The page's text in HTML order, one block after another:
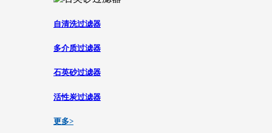
自清洗过滤器
多介质过滤器
石英砂过滤器
活性炭过滤器
更多>